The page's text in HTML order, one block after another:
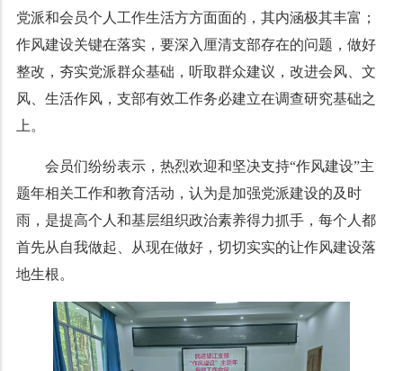
党派和会员个人工作生活方方面面的，其内涵极其丰富；
作风建设关键在落实，要深入厘清支部存在的问题，做好
整改，夯实党派群众基础，听取群众建议，改进会风、文
风、生活作风，支部有效工作务必建立在调查研究基础之
上。
会员们纷纷表示，热烈欢迎和坚决支持“作风建设”主
题年相关工作和教育活动，认为是加强党派建设的及时
雨，是提高个人和基层组织政治素养得力抓手，每个人都
首先从自我做起、从现在做好，切切实实的让作风建设落
地生根。